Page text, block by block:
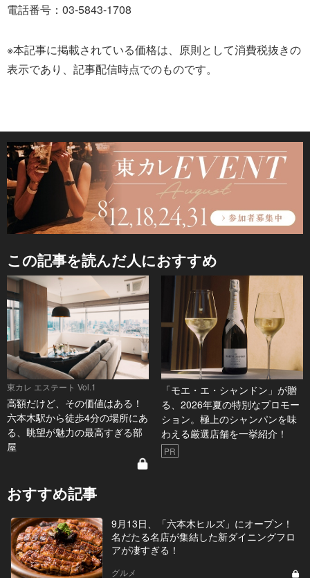
電話番号：03-5843-1708
※本記事に掲載されている価格は、原則として消費税抜きの
表示であり、記事配信時点でのものです。
この記事を読んだ人におすすめ
東カレ エステート Vol.1
高額だけど、その価値はある！
六本木駅から徒歩4分の場所にあ
る、眺望が魅力の最高すぎる部
屋
「モエ・エ・シャンドン」が贈
る、2026年夏の特別なプロモー
ション。極上のシャンパンを味
わえる厳選店舗を一挙紹介！
PR
おすすめ記事
9月13日、「六本木ヒルズ」にオープン！
名だたる名店が集結した新ダイニングフロ
アが凄すぎる！
グルメ